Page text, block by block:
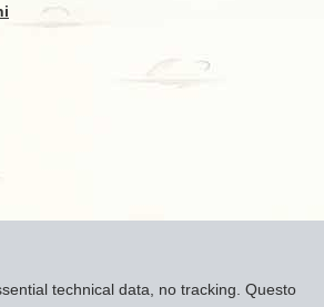
technical data, no tracking. Questo